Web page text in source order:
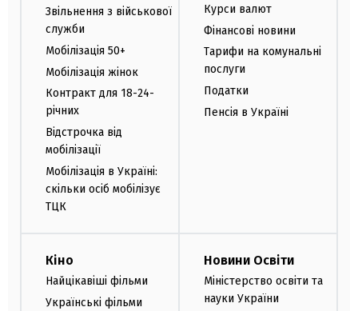
Звільнення з військової
служби
Мобілізація 50+
Мобілізація жінок
Контракт для 18-24-
річних
Відстрочка від
мобілізації
Мобілізація в Україні:
скільки осіб мобілізує
ТЦК
Курси валют
Фінансові новини
Тарифи на комунальні
послуги
Податки
Пенсія в Україні
Кіно
Найцікавіші фільми
Українські фільми
Новини Освіти
Міністерство освіти та
науки України